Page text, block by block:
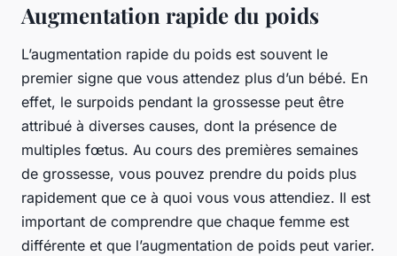
Augmentation rapide du poids
L’augmentation rapide du poids est souvent le
premier signe que vous attendez plus d’un bébé. En
effet, le surpoids pendant la grossesse peut être
attribué à diverses causes, dont la présence de
multiples fœtus. Au cours des premières semaines
de grossesse, vous pouvez prendre du poids plus
rapidement que ce à quoi vous vous attendiez. Il est
important de comprendre que chaque femme est
différente et que l’augmentation de poids peut varier.